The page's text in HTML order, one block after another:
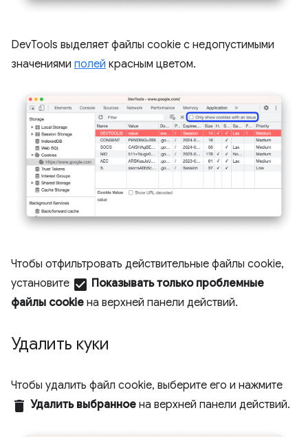
DevTools выделяет файлы cookie с недопустимыми
значениями полей красным цветом.
Чтобы отфильтровать действительные файлы cookie,
установите check_box Показывать только проблемные
файлы cookie на верхней панели действий.
Удалить куки
Чтобы удалить файл cookie, выберите его и нажмите
delete Удалить выбранное на верхней панели действий.